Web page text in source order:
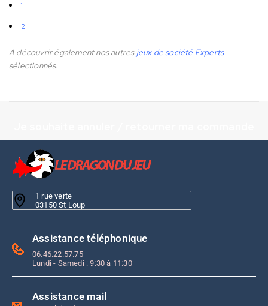
1
2
A découvrir également nos autresjeux de société Experts
sélectionnés.
1 rue verte
03150 St Loup
Assistance téléphonique
06.46.22.57.75
Lundi - Samedi : 9:30 à 11:30
Assistance mail